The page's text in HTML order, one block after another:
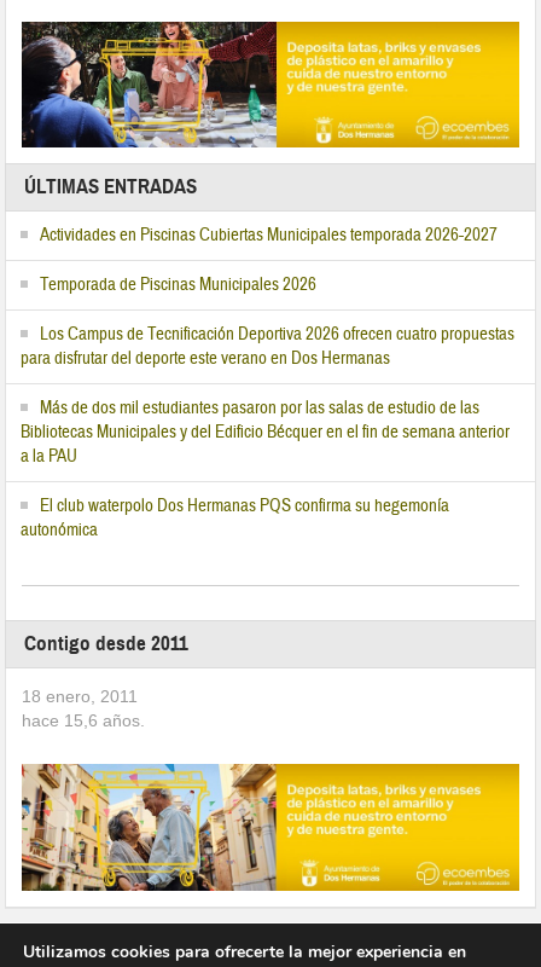
ÚLTIMAS ENTRADAS
Actividades en Piscinas Cubiertas Municipales temporada 2026-2027
Temporada de Piscinas Municipales 2026
Los Campus de Tecnificación Deportiva 2026 ofrecen cuatro propuestas
para disfrutar del deporte este verano en Dos Hermanas
Más de dos mil estudiantes pasaron por las salas de estudio de las
Bibliotecas Municipales y del Edificio Bécquer en el fin de semana anterior
a la PAU
El club waterpolo Dos Hermanas PQS confirma su hegemonía
autonómica
Contigo desde 2011
18 enero, 2011
hace 15,6 años.
Utilizamos cookies para ofrecerte la mejor experiencia en